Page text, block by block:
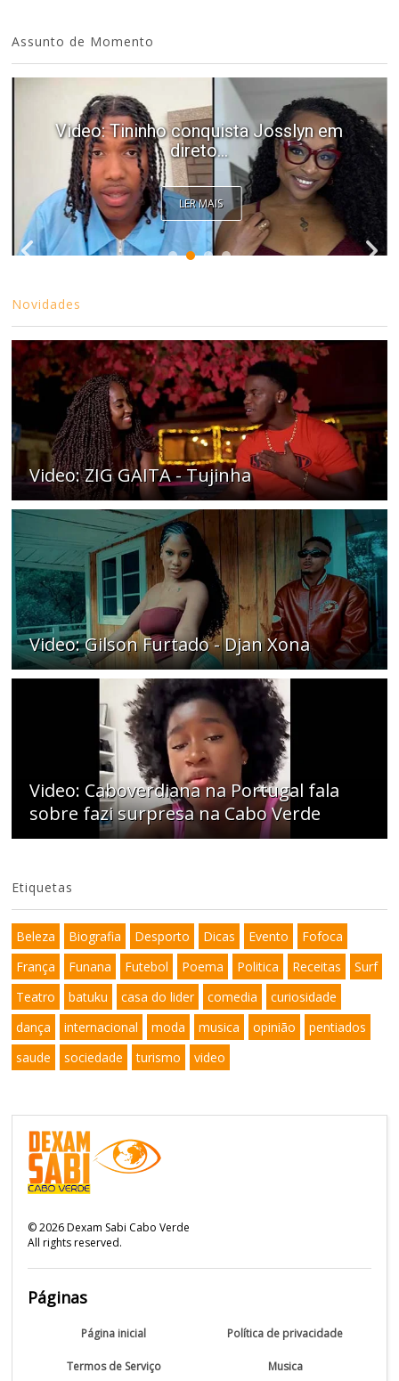
Assunto de Momento
Video: Tininho conquista Josslyn em
direto...
LER MAIS
Novidades
Video: ZIG GAITA - Tujinha
Video: Gilson Furtado - Djan Xona
Video: Caboverdiana na Portugal fala
sobre fazi surpresa na Cabo Verde
Etiquetas
Beleza Biografia Desporto Dicas Evento
Fofoca
França
Funana Futebol Poema Politica Receitas
Surf
Teatro
batuku casa do lider comedia
curiosidade
dança
internacional moda musica opinião
pentiados
saude
sociedade turismo video
©2026Dexam Sabi Cabo Verde
All rights reserved.
Páginas
Página inicial Política de privacidade
Termos de Serviço Musica